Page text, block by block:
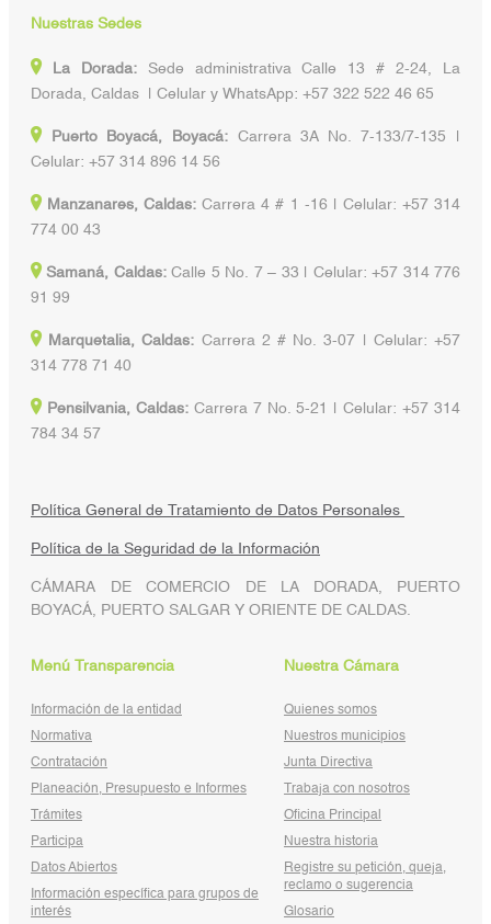
Nuestras Sedes
La Dorada:Sede administrativa Calle 13 # 2-24, La
Dorada, Caldas | Celular y WhatsApp: +57 322 522 46 65
Puerto Boyacá, Boyacá:Carrera 3A No. 7-133/7-135 |
Celular: +57 314 896 14 56
Manzanares, Caldas: Carrera 4 # 1 -16 | Celular: +57 314
774 00 43
Samaná, Caldas:Calle 5 No. 7 – 33 | Celular: +57 314 776
91 99
Marquetalia, Caldas: Carrera 2 # No. 3-07 | Celular: +57
314 778 71 40
Pensilvania, Caldas:Carrera 7 No. 5-21 | Celular: +57 314
784 34 57
Política General de Tratamiento de Datos Personales
Política de la Seguridad de la Información
CÁMARA DE COMERCIO DE LA DORADA, PUERTO
BOYACÁ, PUERTO SALGAR Y ORIENTE DE CALDAS.
Menú Transparencia
Información de la entidad
Normativa
Contratación
Planeación, Presupuesto e Informes
Trámites
Participa
Datos Abiertos
Información específica para grupos de
interés
Nuestra Cámara
Quienes somos
Nuestros municipios
Junta Directiva
Trabaja con nosotros
Oficina Principal
Nuestra historia
Registre su petición, queja,
reclamo o sugerencia
Glosario